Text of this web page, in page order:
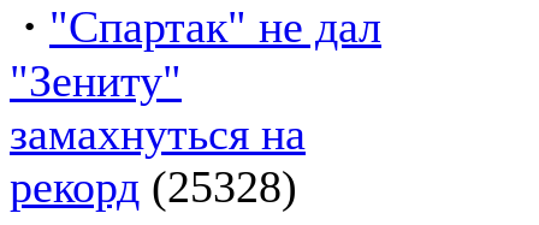
· "Спартак" не дал
"Зениту"
замахнуться на
рекорд (25328)